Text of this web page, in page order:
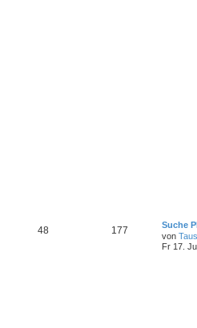
48 177
Suche
von
Fr 17.